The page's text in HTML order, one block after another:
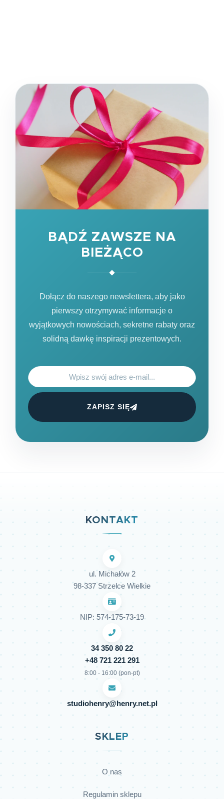
BĄDŹ ZAWSZE NA
BIEŻĄCO
Dołącz do naszego newslettera, aby jako
pierwszy otrzymywać informacje o
wyjątkowych nowościach, sekretne rabaty oraz
solidną dawkę inspiracji prezentowych.
ZAPISZ SIĘ
KONTAKT
ul. Michałów 2
98-337 Strzelce Wielkie
NIP: 574-175-73-19
34 350 80 22
+48 721 221 291
8:00 - 16:00 (pon-pt)
studiohenry@henry.net.pl
SKLEP
O nas
Regulamin sklepu